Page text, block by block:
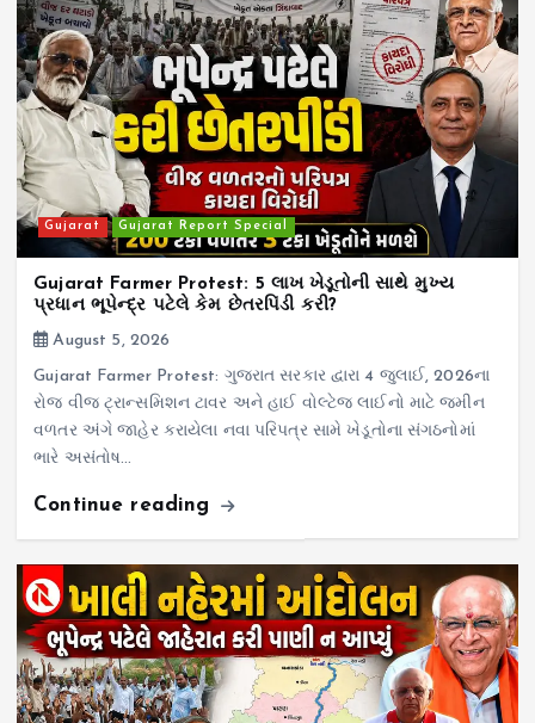
Gujarat Gujarat Report Special
Gujarat Farmer Protest: 5 લાખ ખેડૂતોની સાથે મુખ્ય
પ્રધાન ભૂપેન્દ્ર પટેલે કેમ છેતરપિંડી કરી?
August 5, 2026
Gujarat Farmer Protest: ગુજરાત સરકાર દ્વારા 4 જુલાઈ, 2026ના
રોજ વીજ ટ્રાન્સમિશન ટાવર અને હાઈ વોલ્ટેજ લાઈનો માટે જમીન
વળતર અંગે જાહેર કરાયેલા નવા પરિપત્ર સામે ખેડૂતોના સંગઠનોમાં
ભારે અસંતોષ…
Continue reading